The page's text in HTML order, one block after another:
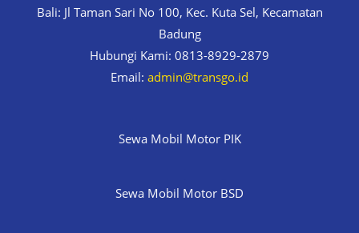
Bali: Jl Taman Sari No 100, Kec. Kuta Sel, Kecamatan
Badung
Hubungi Kami: 0813-8929-2879
Email: admin@transgo.id
Sewa Mobil Motor PIK
Sewa Mobil Motor BSD